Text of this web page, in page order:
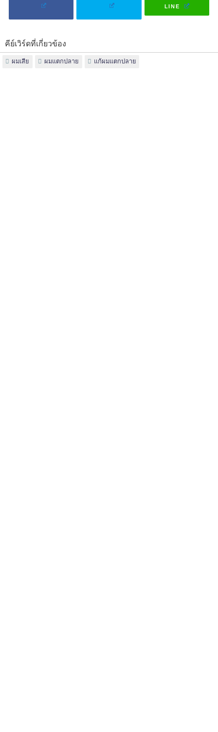
LINE
คีย์เวิร์ดที่เกี่ยวข้อง
ผมเสีย ผมแตกปลาย แก้ผมแตกปลาย